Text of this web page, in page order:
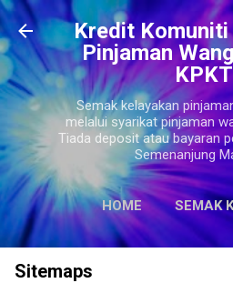
Langkau ke
Kredit
Pinjaman
KPKT
Semak kelayakan
melalui syarikat pinjaman
Tiada deposit atau bayaran
Semenanjung
HOME SEMAK
LAGI…
Sitemaps